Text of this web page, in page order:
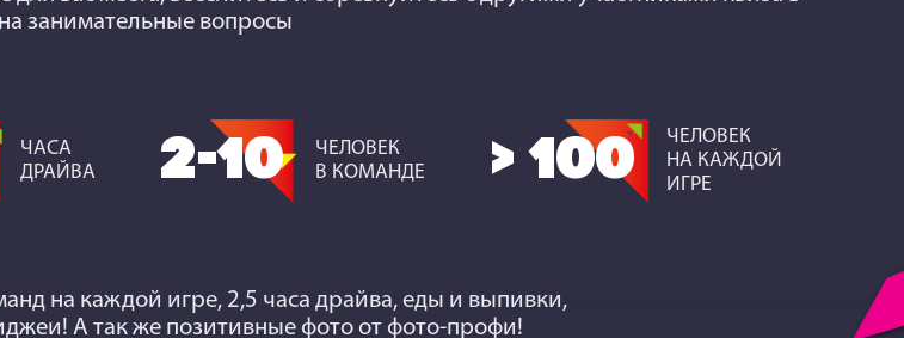
занимательные вопросы
ЧАСА
ДРАЙВА
2-10
ЧЕЛОВЕК
В КОМАНДЕ
> 100
ЧЕЛОВЕК
НА КАЖДОЙ
ИГРЕ
на каждой игре, 2,5 часа драйва, еды и выпивки,
А так же позитивные фото от фото-профи!